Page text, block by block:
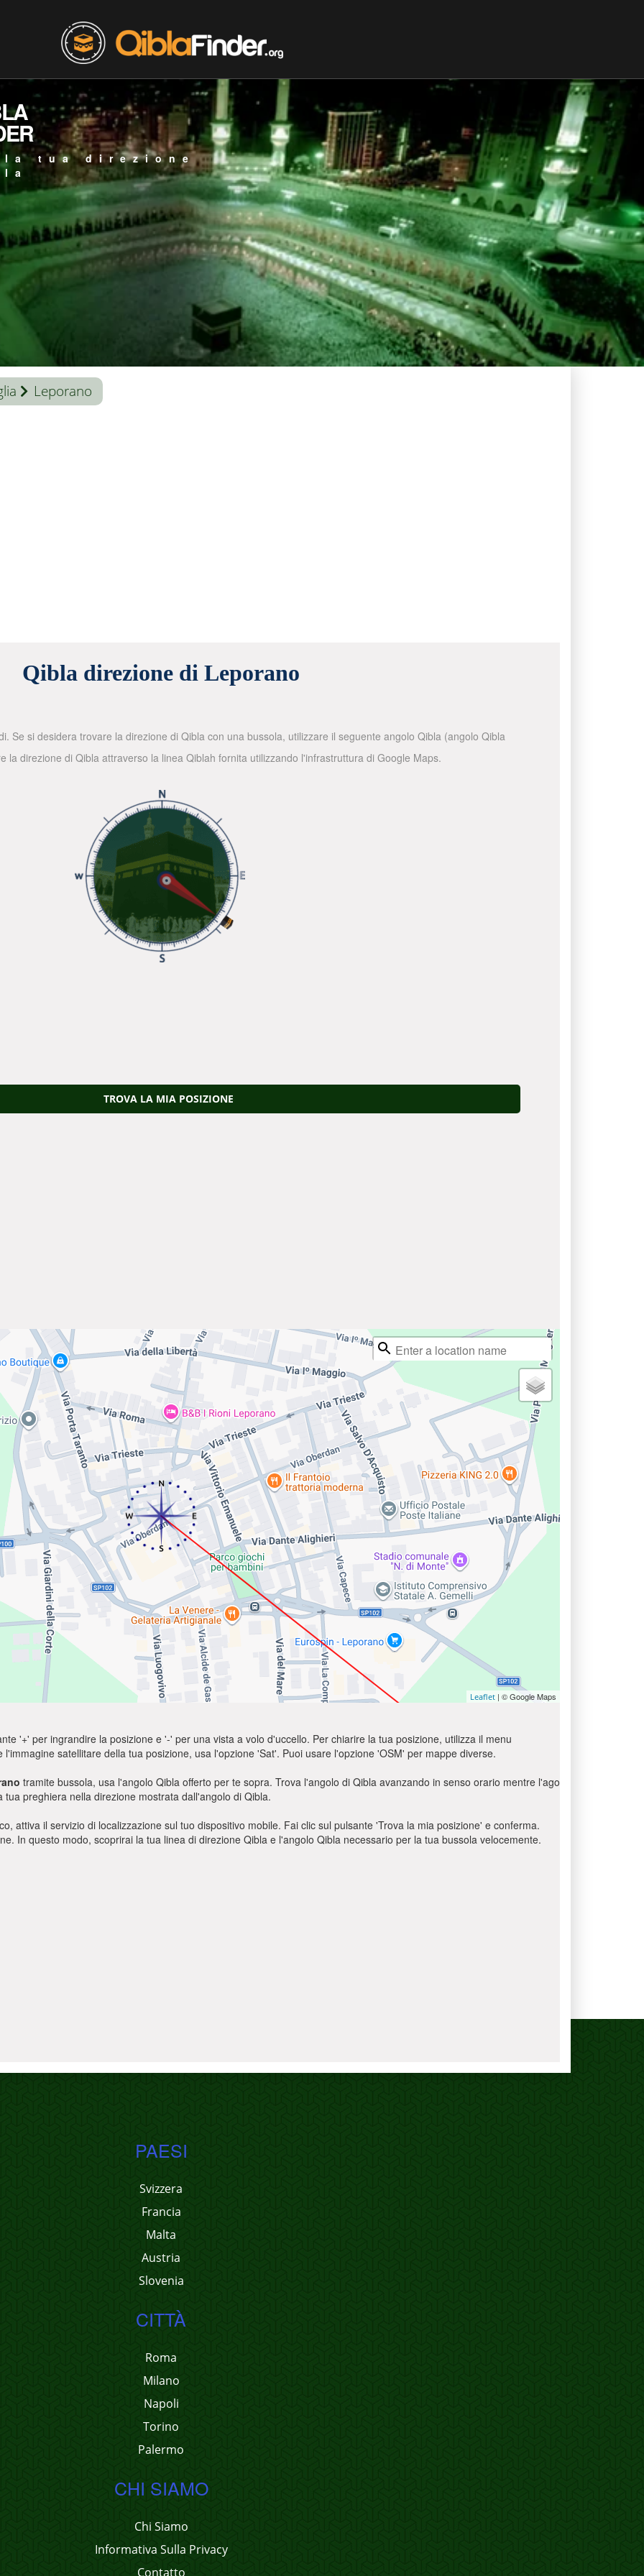
la tua direzione
Leporano
Qibla direzione di Leporano
Se si desidera trovare la direzione di Qibla con una bussola, utilizzare il seguente angolo Qibla (angolo Qibla
la direzione di Qibla attraverso la linea Qiblah fornita utilizzando l'infrastruttura di Google Maps.
TROVA LA MIA POSIZIONE
Leaflet | © Google Maps
'+' per ingrandire la posizione e '-' per una vista a volo d'uccello. Per chiarire la tua posizione, utilizza il menu
satellitare della tua posizione, usa l'opzione 'Sat'. Puoi usare l'opzione 'OSM' per mappe diverse.
tramite bussola, usa l'angolo Qibla offerto per te sopra. Trova l'angolo di Qibla avanzando in senso orario mentre l'ago
preghiera nella direzione mostrata dall'angolo di Qibla.
attiva il servizio di localizzazione sul tuo dispositivo mobile. Fai clic sul pulsante 'Trova la mia posizione' e conferma.
In questo modo, scoprirai la tua linea di direzione Qibla e l'angolo Qibla necessario per la tua bussola velocemente.
PAESI
Svizzera
Francia
Malta
Austria
Slovenia
CITTÀ
Roma
Milano
Napoli
Torino
Palermo
CHI SIAMO
Chi Siamo
Informativa Sulla Privacy
Contatto